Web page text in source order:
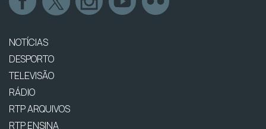
NOTÍCIAS
DESPORTO
TELEVISÃO
RÁDIO
RTP ARQUIVOS
RTP ENSINA